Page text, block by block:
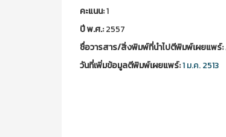
คะแนน:1
ปี พ.ศ.:2557
ชื่อวารสาร/สิ่งพิมพ์ที่นำไปตีพิมพ์เผยแพร์:
วันที่เพิ่มข้อมูลตีพิมพ์เผยแพร์:1 ม.ค. 2513